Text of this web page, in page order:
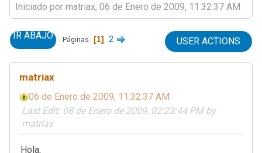
Iniciado por matriax, 06 de Enero de 2009, 11:32:37 AM
IR ABAJO Páginas 1 2 USER ACTIONS
matriax
06 de Enero de 2009, 11:32:37 AM
Last Edit: 08 de Enero de 2009, 02:23:44 PM by
matriax
Hola,